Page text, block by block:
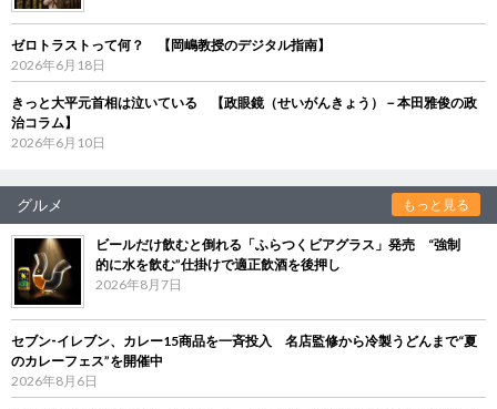
ゼロトラストって何？ 【岡嶋教授のデジタル指南】
2026年6月18日
きっと大平元首相は泣いている 【政眼鏡（せいがんきょう）－本田雅俊の政
治コラム】
2026年6月10日
グルメ もっと見る
ビールだけ飲むと倒れる「ふらつくビアグラス」発売 “強制
的に水を飲む”仕掛けで適正飲酒を後押し
2026年8月7日
セブン‐イレブン、カレー15商品を一斉投入 名店監修から冷製うどんまで“夏
のカレーフェス”を開催中
2026年8月6日